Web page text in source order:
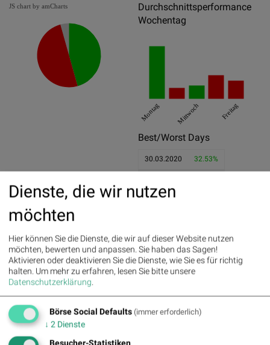
JS chart by amCharts
Durchschnittsperformance
Wochentag
Montag Mittwoch Freitag
Best/Worst Days
30.03.2020 32.53%
19.05.2020
20.03.2020 -15.68%
12.03.2020 -15.05%
Pics
Dienste, die wir nutzen
möchten
Hier können Sie die Dienste, die wir auf dieser Website nutzen
möchten, bewerten und anpassen. Sie haben das Sagen!
Aktivieren oder deaktivieren Sie die Dienste, wie Sie es für richtig
halten. Um mehr zu erfahren, lesen Sie bitte unsere
Datenschutzerklärung.
Börse Social Defaults (immer erforderlich)
↓ 2 Dienste